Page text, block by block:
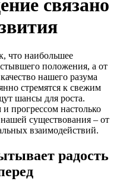
связано
что наибольшее
положения, а от
нашего разума
стремятся к свежим
шансы для роста.
прогрессом настолько
существования – от
взаимодействий.
радость